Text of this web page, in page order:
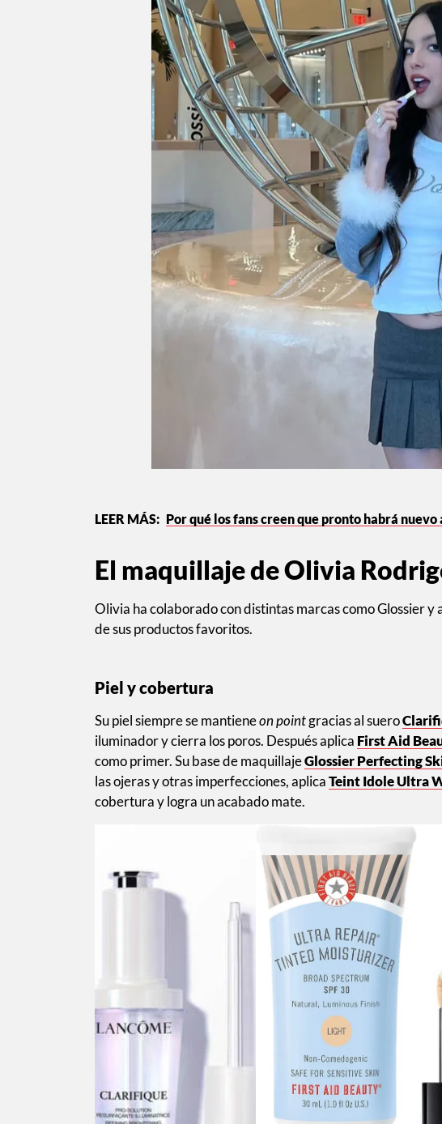
Por qué los fans creen que pronto habrá
El maquillaje de Olivia
Olivia ha colaborado con distintas marcas como Glossier
de sus productos favoritos.
Piel y cobertura
Su piel siempre se mantieneon pointgracias al suero
iluminador y cierra los poros. Después aplica First Aid
como primer. Su base de maquillajeGlossier Perfecting
las ojeras y otras imperfecciones, aplicaTeint Idole Ultra
cobertura y logra un acabado mate.